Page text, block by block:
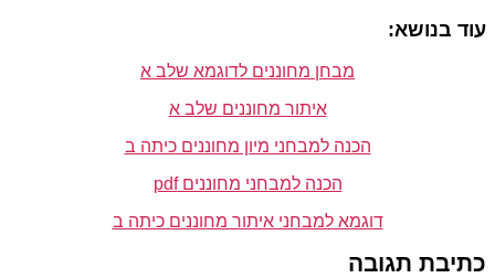
עוד בנושא:
מבחן מחוננים לדוגמא שלב א
איתור מחוננים שלב א
הכנה למבחני מיון מחוננים כיתה ב
הכנה למבחני מחוננים pdf
דוגמא למבחני איתור מחוננים כיתה ב
כתיבת תגובה